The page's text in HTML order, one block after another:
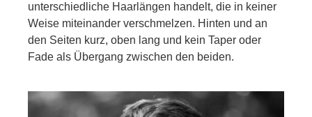
unterschiedliche Haarlängen handelt, die in keiner
Weise miteinander verschmelzen. Hinten und an
den Seiten kurz, oben lang und kein Taper oder
Fade als Übergang zwischen den beiden.